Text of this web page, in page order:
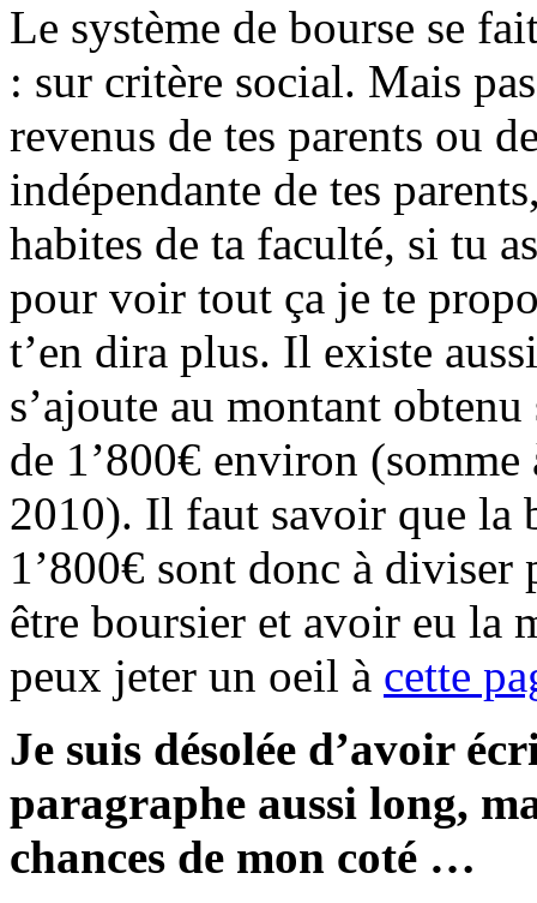
Le système de bourse se
: sur critère social. Mais
revenus de tes parents ou
indépendante de tes
habites de ta faculté, si tu
pour voir tout ça je te
t’en dira plus. Il existe
s’ajoute au montant
de 1’800€ environ
2010). Il faut savoir que la
1’800€ sont donc à
être boursier et avoir eu la
peux jeter un oeil à cette
Je suis désolée d’avoir
paragraphe aussi long,
chances de mon coté …